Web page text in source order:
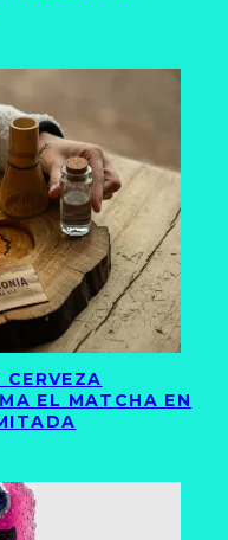
EL MATCHA EN